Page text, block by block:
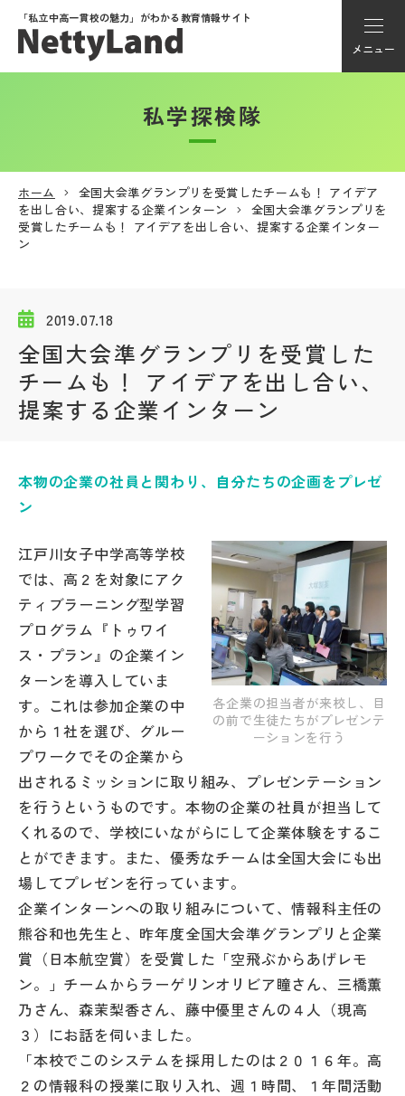
「私立中高一貫校の魅力」がわかる教育情報サイト
メニュー
アカウント登録
メニュー
学校動画
私学探検隊
説明会・イベント情報
よみもの
学校からのお知らせ
学校HP最新情報
特集
NettyLandかわら版
その他
お問い合わせ
個人情報保護方針
サイトマップ
運営会社
私学探検隊
ホーム
全国大会準グランプリを受賞したチームも！ アイデア
を出し合い、提案する企業インターン
全国大会準グランプリを
受賞したチームも！ アイデアを出し合い、提案する企業インター
ン
2019.07.18
全国大会準グランプリを受賞した
チームも！ アイデアを出し合い、
提案する企業インターン
本物の企業の社員と関わり、自分たちの企画をプレゼ
ン
各企業の担当者が来校し、目
の前で生徒たちがプレゼンテ
ーションを行う
江戸川女子中学高等学校
では、高２を対象にアク
ティブラーニング型学習
プログラム『トゥワイ
ス・プラン』の企業イン
ターンを導入していま
す。これは参加企業の中
から１社を選び、グルー
プワークでその企業から
出されるミッションに取り組み、プレゼンテーション
を行うというものです。本物の企業の社員が担当して
くれるので、学校にいながらにして企業体験をするこ
とができます。また、優秀なチームは全国大会にも出
場してプレゼンを行っています。
企業インターンへの取り組みについて、情報科主任の
熊谷和也先生と、昨年度全国大会準グランプリと企業
賞（日本航空賞）を受賞した「空飛ぶからあげレモ
ン。」チームからラーゲリンオリビア瞳さん、三橋薫
乃さん、森茉梨香さん、藤中優里さんの４人（現高
３）にお話を伺いました。
「本校でこのシステムを採用したのは２０１６年。高
２の情報科の授業に取り入れ、週１時間、１年間活動